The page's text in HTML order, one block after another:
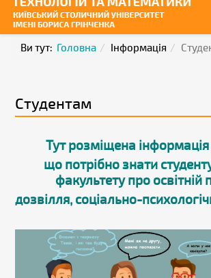
Ви тут: Головна Інформація
Cтудентам
Тут розміщена
що потрібно знати
факультету про освітній
дозвілля, соціально-